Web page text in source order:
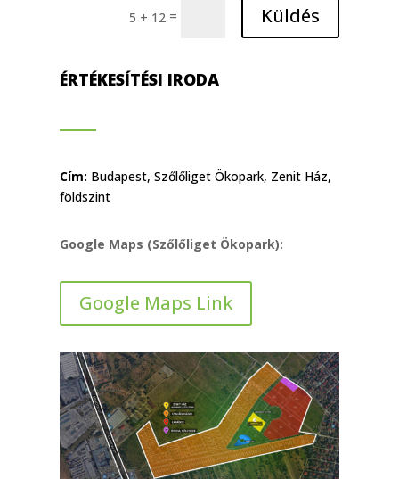
5 + 12 = Küldés
ÉRTÉKESÍTÉSI IRODA
Cím: Budapest, Szőlőliget Ökopark, Zenit Ház,
földszint
Google Maps (Szőlőliget Ökopark):
Google Maps Link